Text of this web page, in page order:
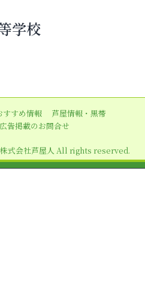
学校
すすめ情報
芦屋情報・黒帯
広告掲載のお問合せ
式会社芦屋人 All rights reserved.